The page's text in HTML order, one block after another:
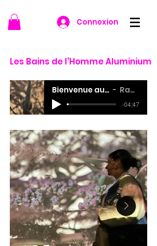
Connexion
Les Bains de l'Homme Aluminium
Bienvenue aux Bains de l'Homme aluminium Raphaël Wagnières
-04:47